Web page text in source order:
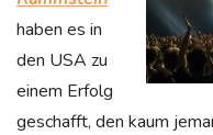
haben es in
den USA zu
einem Erfolg
geschafft, den kaum